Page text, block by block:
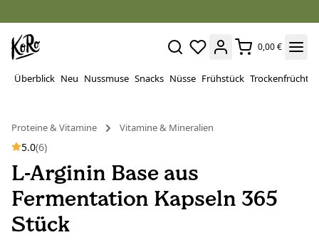
0,00 €
Überblick Neu Nussmuse Snacks Nüsse Frühstück Trockenfrüchte
Proteine ​​& Vitamine
Vitamine & Mineralien
5.0(6)
L-Arginin Base aus
Fermentation Kapseln 365
Stück